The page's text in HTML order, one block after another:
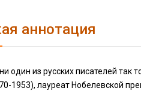
аннотация
один из русских писателей так
1953), лауреат Нобелевской